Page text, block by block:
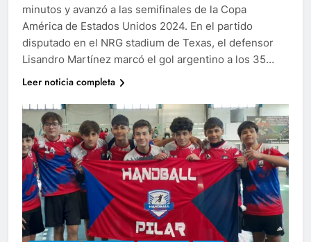
minutos y avanzó a las semifinales de la Copa
América de Estados Unidos 2024. En el partido
disputado en el NRG stadium de Texas, el defensor
Lisandro Martínez marcó el gol argentino a los 35…
Leer noticia completa